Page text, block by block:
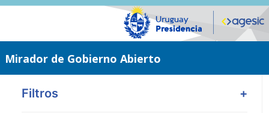
Saltar
Mirador de Gobierno Abierto
Filtros +